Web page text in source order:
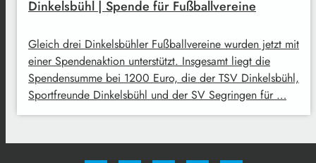
Dinkelsbühl | Spende für Fußballvereine
Gleich drei Dinkelsbühler Fußballvereine wurden jetzt mit
einer Spendenaktion unterstützt. Insgesamt liegt die
Spendensumme bei 1200 Euro, die der TSV Dinkelsbühl,
Sportfreunde Dinkelsbühl und der SV Segringen für …